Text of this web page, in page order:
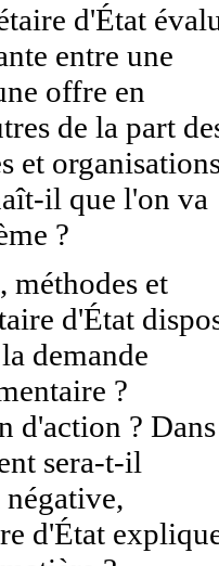
d'État
entre une
offre en
de la part
et
il que l'on va
?
méthodes et
d'État
demande
?
d'action ? Dans
sera-t-il
négative,
d'État